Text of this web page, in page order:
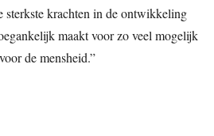
sterkste krachten in de ontwikkeling
maakt voor zo veel mogelijk
de mensheid.”